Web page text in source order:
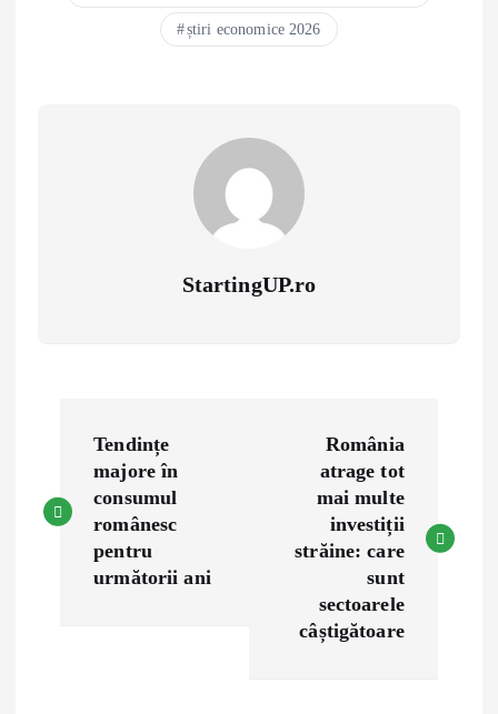
știri economice 2026
StartingUP.ro
s
Tendințe
majore în
consumul
românesc
pentru
următorii ani
România
atrage tot
mai multe
investiții
străine: care
sunt
sectoarele
câștigătoare